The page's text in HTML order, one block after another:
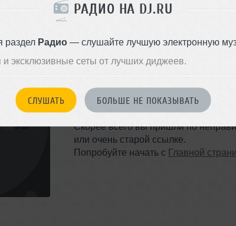
РАДИО НА DJ.RU
раздел Радио— слушайте лучшую электронную
эксклюзивные сеты от лучших диджеев.
СЛУШАТЬ БОЛЬШЕ НЕ ПОКАЗЫВАТЬ
ТАКОЙ СТРАНИЦЫ
Ошибка 404
Скорее всего вы пришли по
или очень старой ссылке.
Попробуйте начать с Главной